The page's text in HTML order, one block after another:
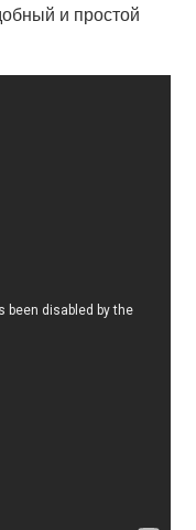
и простой